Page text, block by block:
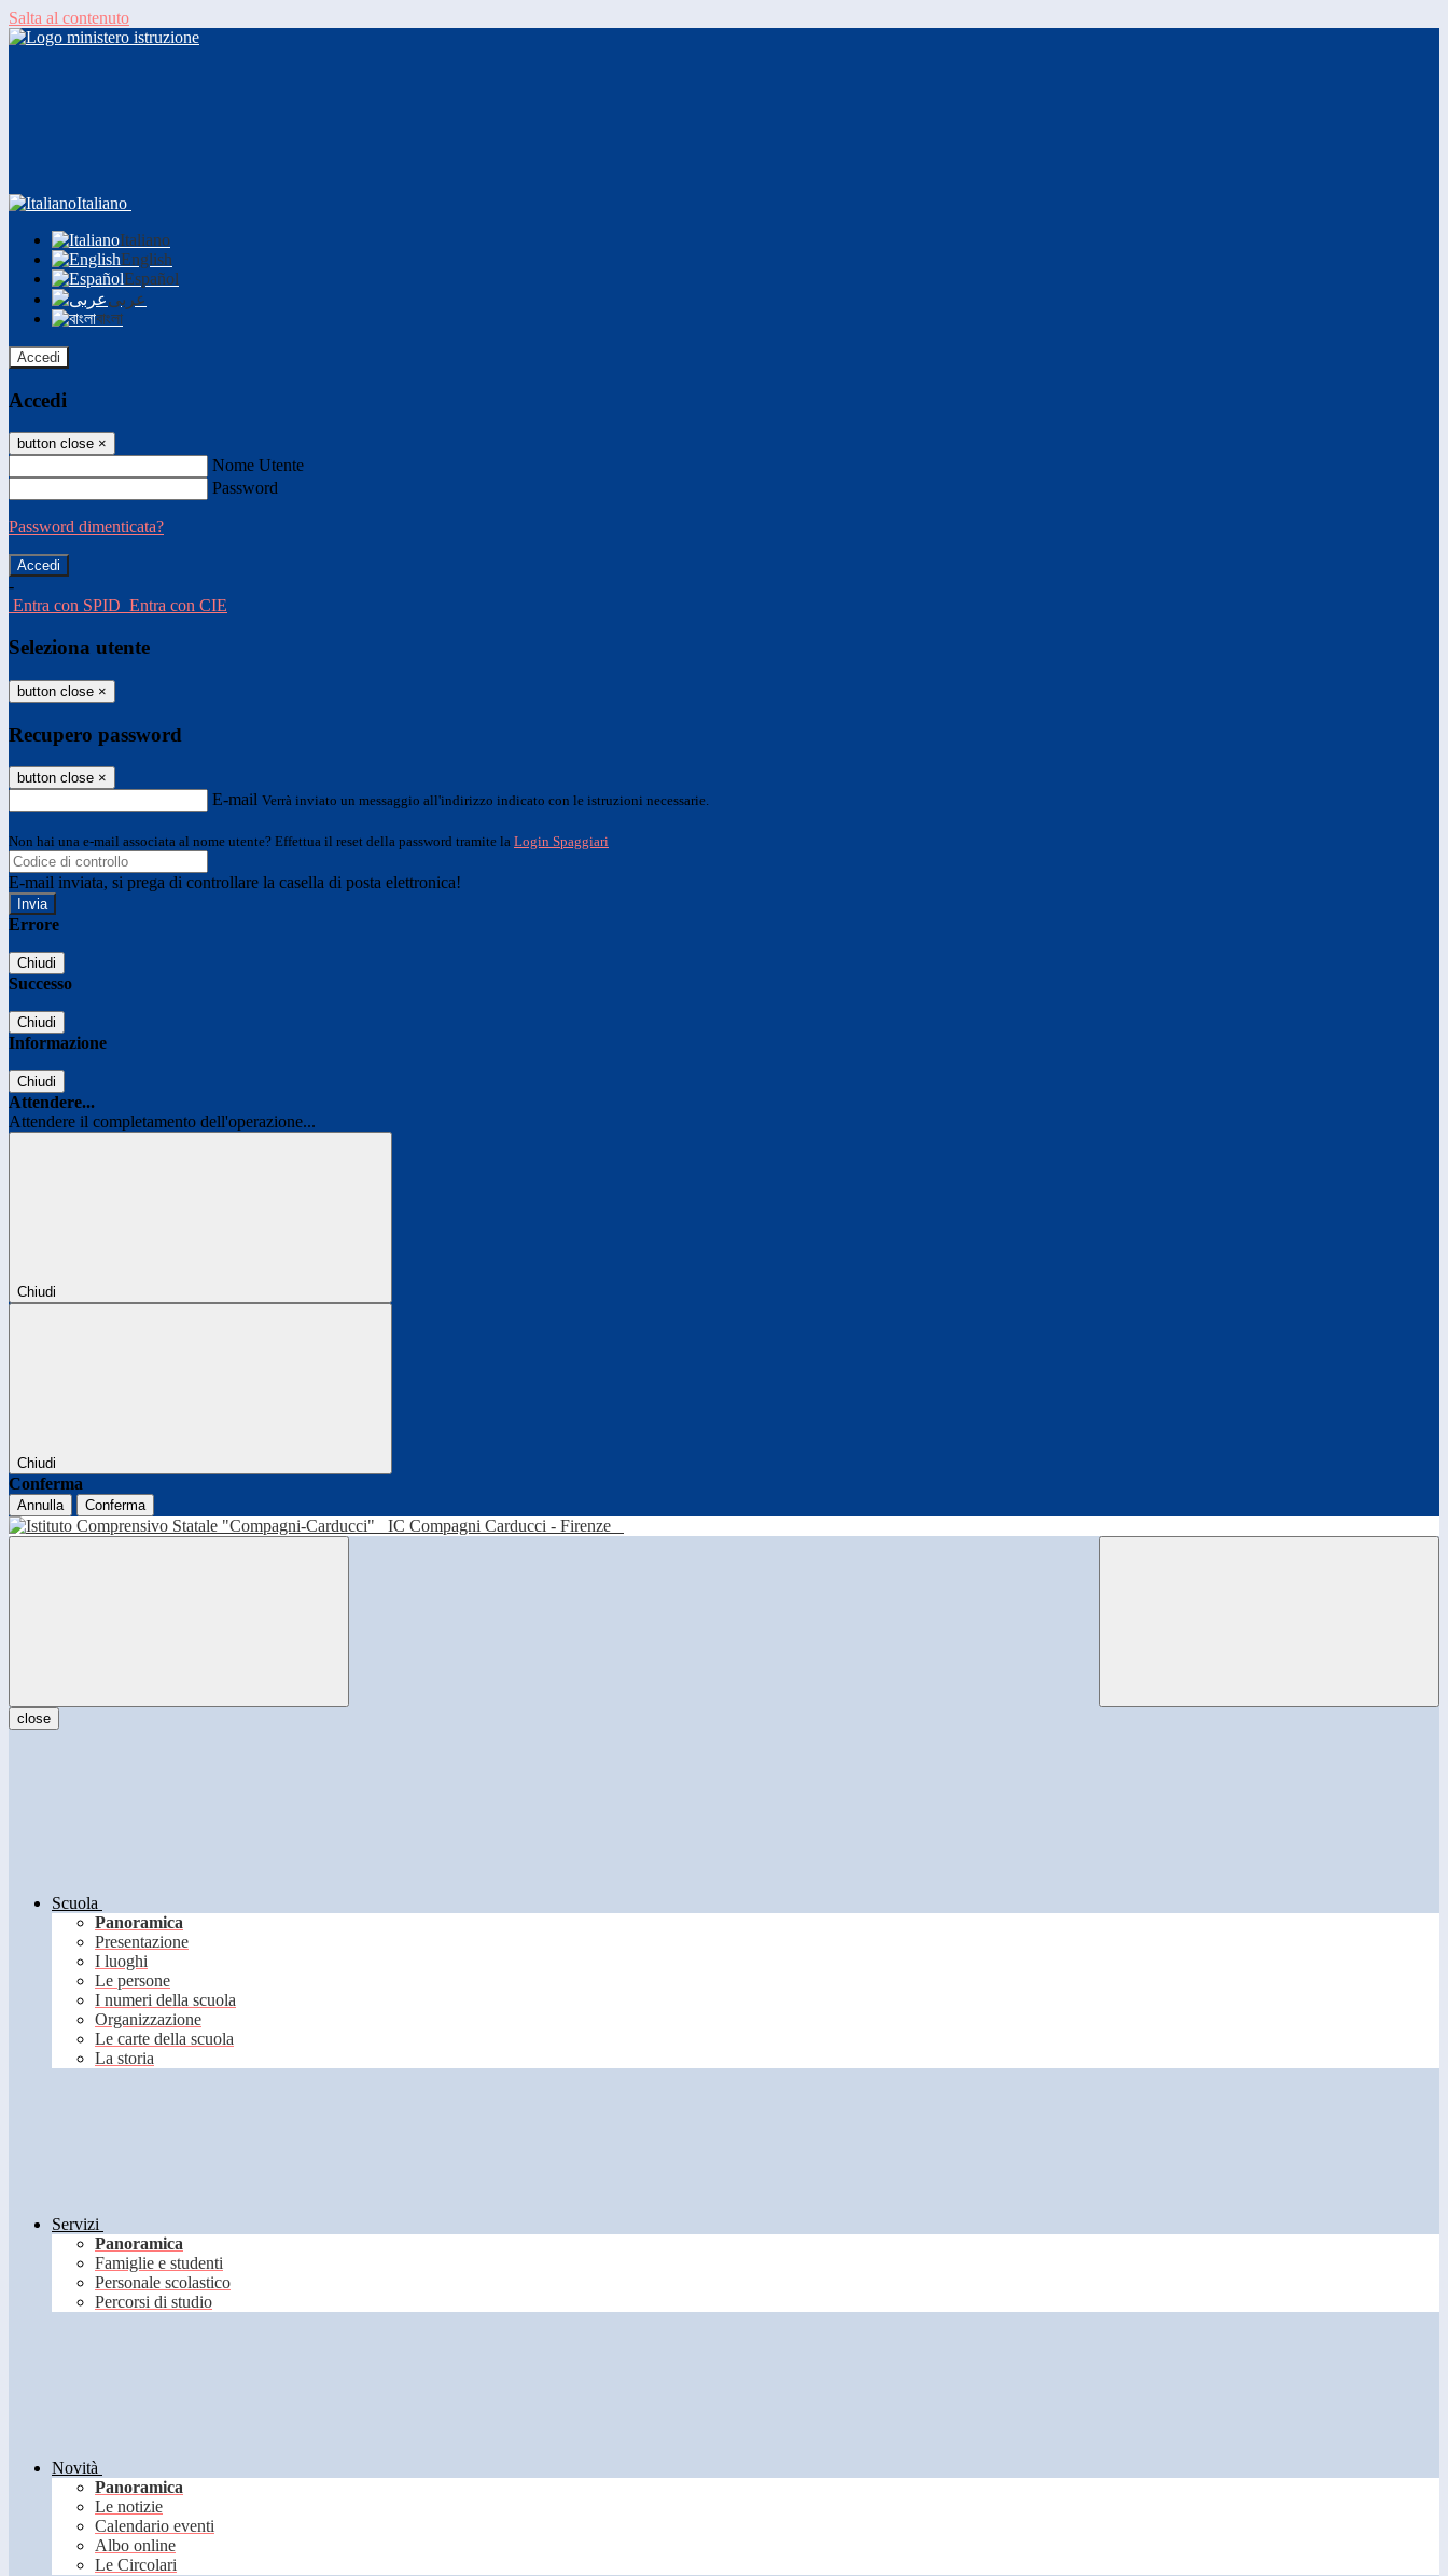
Salta al contenuto
Italiano
Italiano
English
Español
عربى
বাংলা
Accedi
Accedi
button close ×
Nome Utente
Password
Password dimenticata?
-
Entra con SPID Entra con CIE
Seleziona utente
button close ×
Recupero password
button close ×
E-mail Verrà inviato un messaggio all'indirizzo indicato con le istruzioni necessarie.
Non hai una e-mail associata al nome utente? Effettua il reset della password tramite la Login Spaggiari
E-mail inviata, si prega di controllare la casella di posta elettronica!
Errore
Chiudi
Successo
Chiudi
Informazione
Chiudi
Attendere...
Attendere il completamento dell'operazione...
Chiudi
Chiudi
Conferma
Annulla Conferma
IC Compagni Carducci - Firenze
close
Scuola
Panoramica
Presentazione
I luoghi
Le persone
I numeri della scuola
Organizzazione
Le carte della scuola
La storia
Servizi
Panoramica
Famiglie e studenti
Personale scolastico
Percorsi di studio
Novità
Panoramica
Le notizie
Calendario eventi
Albo online
Le Circolari